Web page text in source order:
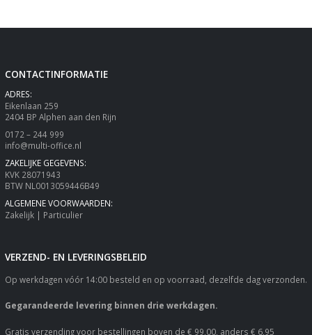
CONTACTINFORMATIE
ADRES:
Eikenlaan 259
2404 BP Alphen aan den Rijn
0172 – 244 999
info@multi-office.nl
ZAKELIJKE GEGEVENS:
KVK 28071943
BTW NL0013059446B49
ALGEMENE VOORWAARDEN:
Zakelijk| Particulier
VERZEND- EN LEVERINGSBELEID
Op werkdagen vóór 14:00 besteld en op voorraad, dezelfde dag verzonden.
Gegarandeerde levering binnen drie werkdagen.
Gratis verzending voor bestellingen boven de € 99,00, anders € 6,95